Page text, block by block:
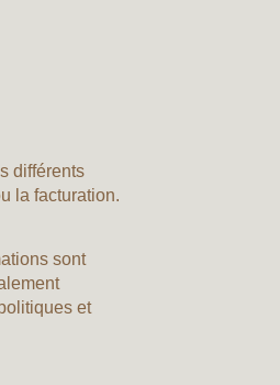
différents
la facturation.
sont
et